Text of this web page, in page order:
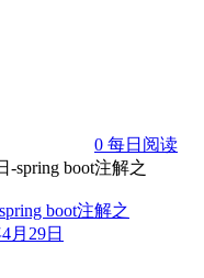
0 每日阅读
boot注解之
月29日